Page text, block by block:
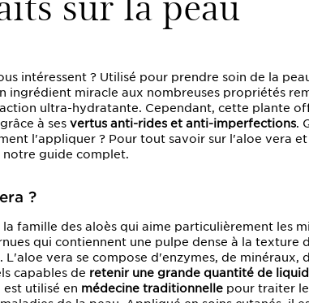
intéressent ? Utilisé pour prendre soin de la
ingrédient miracle aux nombreuses propriétés
ultra-hydratante. Cependant, cette plante
à ses vertus anti-rides et anti-imperfections.
l'appliquer ? Pour tout savoir sur l'aloe vera et
notre guide complet.
?
famille des aloès qui aime particulièrement les
qui contiennent une pulpe dense à la texture
L'aloe vera se compose d'enzymes, de minéraux,
capables de retenir une grande quantité de
utilisé en médecine traditionnelle pour traiter